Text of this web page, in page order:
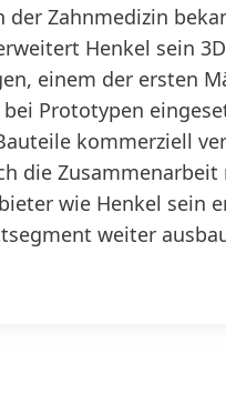
der Zahnmedizin
Henkel sein
einem der ersten
Prototypen
kommerziell
die
wie Henkel sein
weiter